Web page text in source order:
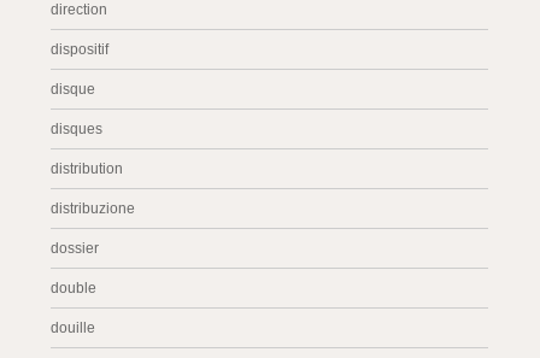
direction
dispositif
disque
disques
distribution
distribuzione
dossier
double
douille